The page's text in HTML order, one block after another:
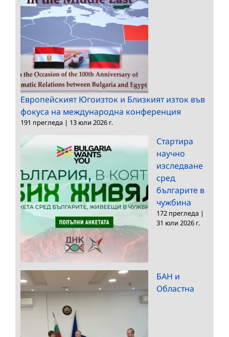
Европейският Югоизток и Близкият изток във
фокуса на международна конференция
191 прегледа | 13 юли 2026 г.
Стартира
научно
изследване
сред
българите в
чужбина
172 прегледа |
31 юли 2026 г.
БАН и
Областна